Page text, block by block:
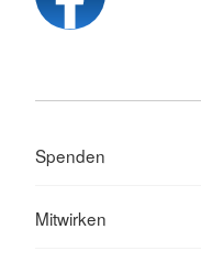
Spenden
Mitwirken